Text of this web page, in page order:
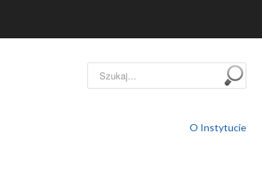
Szukaj...
O Instytucie